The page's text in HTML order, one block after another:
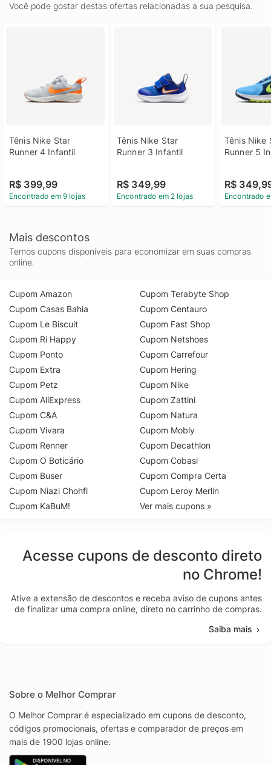
Você pode gostar destas ofertas relacionadas a sua pesquisa.
Tênis Nike Star
Runner 4 Infantil
R$ 399,99
Encontrado em 9 lojas
Tênis Nike Star
Runner 3 Infantil
R$ 349,99
Encontrado em 2 lojas
Tênis Nike
Runner 5
R$
Encontrado
Mais descontos
Temos cupons disponíveis para economizar em suas compras
online.
Cupom Amazon
Cupom Casas Bahia
Cupom Le Biscuit
Cupom Ri Happy
Cupom Ponto
Cupom Extra
Cupom Petz
Cupom AliExpress
Cupom C&A
Cupom Vivara
Cupom Renner
Cupom O Boticário
Cupom Buser
Cupom Niazi Chohfi
Cupom KaBuM!
Cupom Terabyte Shop
Cupom Centauro
Cupom Fast Shop
Cupom Netshoes
Cupom Carrefour
Cupom Hering
Cupom Nike
Cupom Zattini
Cupom Natura
Cupom Mobly
Cupom Decathlon
Cupom Cobasi
Cupom Compra Certa
Cupom Leroy Merlin
Ver mais cupons »
Acesse cupons de desconto direto
no Chrome!
Ative a extensão de descontos e receba aviso de cupons antes
de finalizar uma compra online, direto no carrinho de compras.
Saiba mais
Sobre o Melhor Comprar
O Melhor Comprar é especializado em cupons de desconto,
códigos promocionais, ofertas e comparador de preços em
mais de 1900 lojas online.